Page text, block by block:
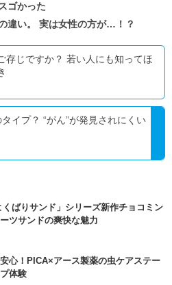
ゴかった
違い。 実は女性の方が…！？
存じですか？ 若い人にも知ってほ
イプ？ “がん”が発見されにくい
くばりサンド」シリーズ新作チョコミン
ツサンドの爽快な魅力
心！PICA×アース製薬の虫ケアステー
体験